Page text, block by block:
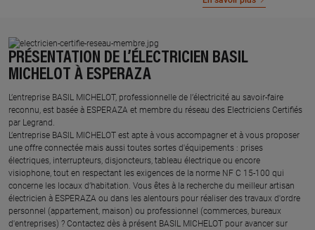
PRÉSENTATION DE L’ÉLECTRICIEN BASIL
MICHELOT À ESPERAZA
L’entreprise BASIL MICHELOT, professionnelle de l’électricité au savoir-faire
reconnu, est basée à ESPERAZA et membre du réseau des Electriciens Certifiés
par Legrand.​
L’entreprise BASIL MICHELOT est apte à vous accompagner et à vous proposer
une offre connectée mais aussi toutes sortes d'équipements : prises
électriques, interrupteurs, disjoncteurs, tableau électrique ou encore
visiophone, tout en respectant les exigences de la norme NF C 15-100 qui
concerne les locaux d’habitation. Vous êtes à la recherche du meilleur artisan
électricien à ESPERAZA ou dans les alentours pour réaliser des travaux d'ordre
personnel (appartement, maison) ou professionnel (commerces, bureaux
d'entreprises) ? Contactez dès à présent BASIL MICHELOT pour avancer sur